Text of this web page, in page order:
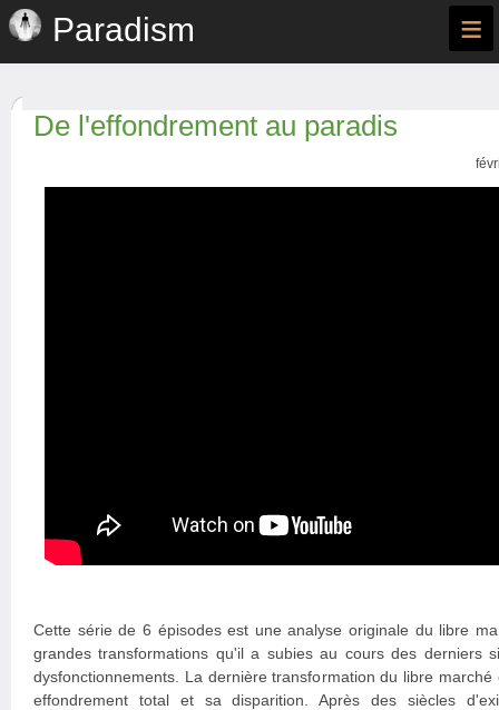
Paradism ≡
De l'effondrement au paradis
Cette série de 6 épisodes est une analyse originale du libre
grandes transformations qu'il a subies au cours des derniers
dysfonctionnements. La dernière transformation du libre
effondrement total et sa disparition. Après des siècles